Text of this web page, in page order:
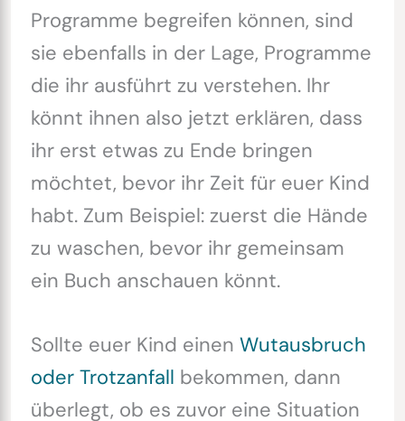
Programme begreifen können, sind
sie ebenfalls in der Lage, Programme
die ihr ausführt zu verstehen. Ihr
könnt ihnen also jetzt erklären, dass
ihr erst etwas zu Ende bringen
möchtet, bevor ihr Zeit für euer Kind
habt. Zum Beispiel: zuerst die Hände
zu waschen, bevor ihr gemeinsam
ein Buch anschauen könnt.
Sollte euer Kind einen Wutausbruch
oder Trotzanfall bekommen, dann
überlegt, ob es zuvor eine Situation